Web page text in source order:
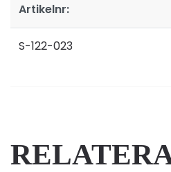
Artikelnr:
S-122-023